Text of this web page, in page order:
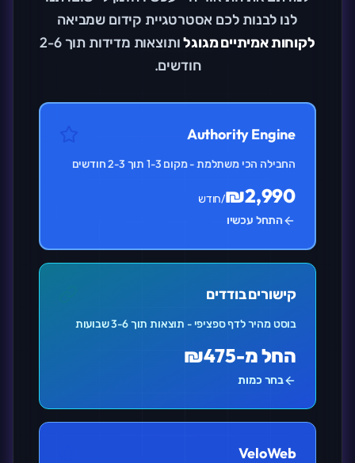
לנו לבנות לכם אסטרטגיית קידום שמביאה
לקוחות אמיתיים מגוגל
ותוצאות מדידות תוך 2-6
חודשים.
Authority Engine
החבילה הכי משתלמת - מקום 1-3 תוך 2-3 חודשים
₪2,990/חודש
התחל עכשיו
קישורים בודדים
בוסט מהיר לדף ספציפי - תוצאות תוך 3-6 שבועות
החל מ-₪475
בחר כמות
VeloWeb